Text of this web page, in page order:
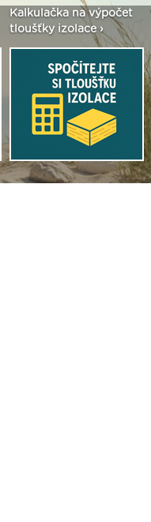
Seriál: Fasády ETICS a
vše podstatné v kostce ›